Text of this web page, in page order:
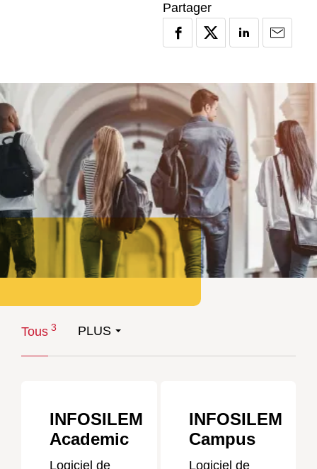
Partager
Tous 3 PLUS
INFOSILEM
Academic
Logiciel de
INFOSILEM
Campus
Logiciel de